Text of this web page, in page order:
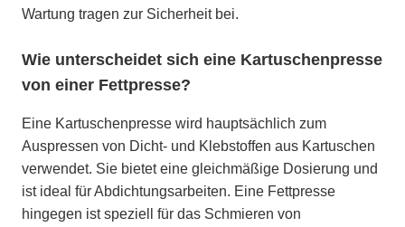
Wartung tragen zur Sicherheit bei.
Wie unterscheidet sich eine Kartuschenpresse
von einer Fettpresse?
Eine Kartuschenpresse wird hauptsächlich zum
Auspressen von Dicht- und Klebstoffen aus Kartuschen
verwendet. Sie bietet eine gleichmäßige Dosierung und
ist ideal für Abdichtungsarbeiten. Eine Fettpresse
hingegen ist speziell für das Schmieren von